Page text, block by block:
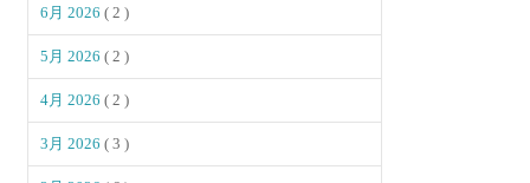
6月 2026( 2 )
5月 2026( 2 )
4月 2026( 2 )
3月 2026( 3 )